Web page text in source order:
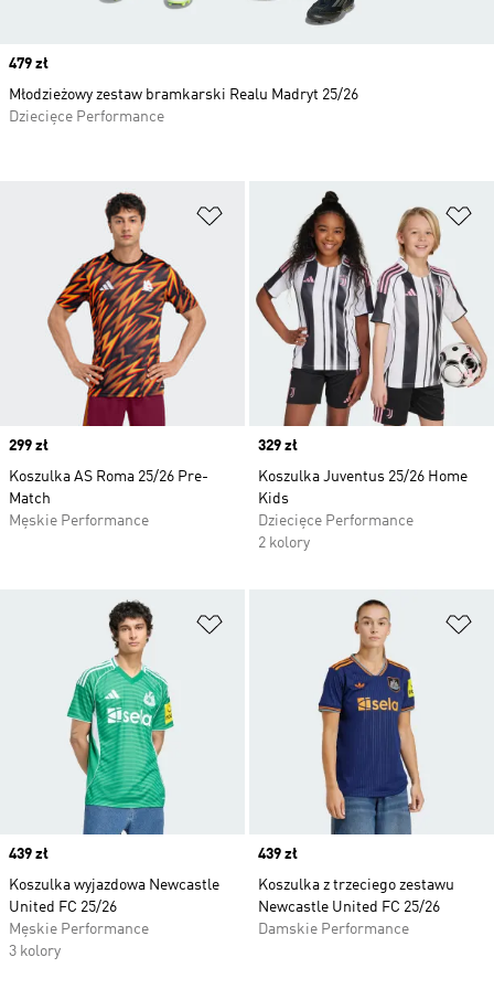
Dodaj do listy życzeń
Price
299 zł
Koszulka AS Roma 25/26 Pre-
Match
Męskie Performance
Price
329 zł
Koszulka Juventus 25/26 Home
Kids
Dziecięce Performance
2 kolory
Dodaj do listy życzeń
Price
439 zł
Koszulka wyjazdowa Newcastle
United FC 25/26
Męskie Performance
3 kolory
Price
439 zł
Koszulka z trzeciego zestawu
Newcastle United FC 25/26
Damskie Performance
Price
479 zł
Młodzieżowy zestaw bramkarski Realu Madryt 25/26
Dziecięce Performance